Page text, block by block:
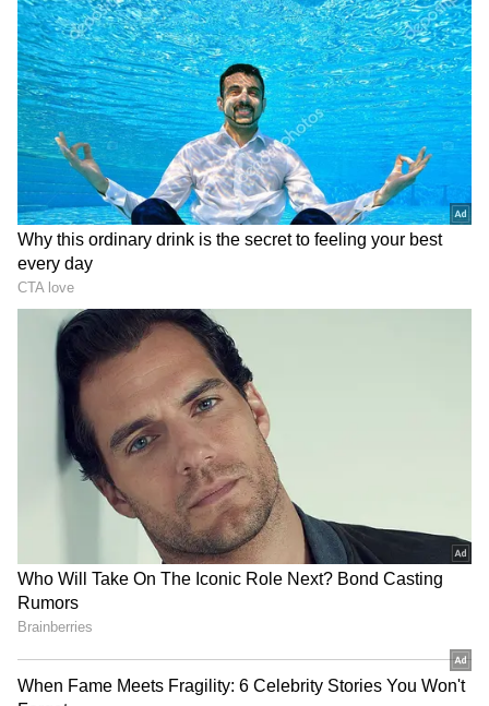
పెట్రోల్ ఖర్చును తగ్గించుకోవచ్చు.
Related Articles
Sleek Speakers: హోమ్ థియేటర్ కొనాల్సిన
పనిలేదు...ఇది ఉంటే చాలు.. చిన్నదే అయినా సౌండ్
అదిరిపోద్ది
Crane: క్రేన్లు టన్నుల బరువును ఎలా బ్యాలెన్స్
చేస్తాయి? అయినా ఎందుకు కిందపడదు?
Image Credit :StockPhoto